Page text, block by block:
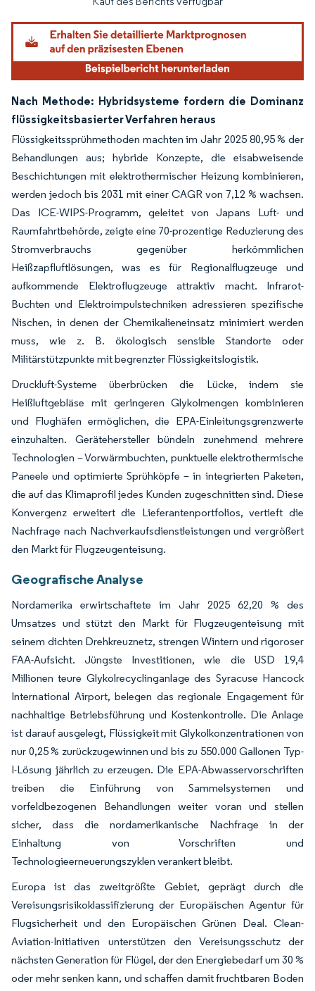
Nach Methode: Hybridsysteme fordern die Dominanz
flüssigkeitsbasierter Verfahren heraus
Flüssigkeitssprühmethoden machten im Jahr 2025 80,95 % der
Behandlungen aus; hybride Konzepte, die eisabweisende
Beschichtungen mit elektrothermischer Heizung kombinieren,
werden jedoch bis 2031 mit einer CAGR von 7,12 % wachsen.
Das ICE-WIPS-Programm, geleitet von Japans Luft- und
Raumfahrtbehörde, zeigte eine 70-prozentige Reduzierung des
Stromverbrauchs gegenüber herkömmlichen
Heißzapfluftlösungen, was es für Regionalflugzeuge und
aufkommende Elektroflugzeuge attraktiv macht. Infrarot-
Buchten und Elektroimpulstechniken adressieren spezifische
Nischen, in denen der Chemikalieneinsatz minimiert werden
muss, wie z. B. ökologisch sensible Standorte oder
Militärstützpunkte mit begrenzter Flüssigkeitslogistik.
Druckluft-Systeme überbrücken die Lücke, indem sie
Heißluftgebläse mit geringeren Glykolmengen kombinieren
und Flughäfen ermöglichen, die EPA-Einleitungsgrenzwerte
einzuhalten. Gerätehersteller bündeln zunehmend mehrere
Technologien – Vorwärmbuchten, punktuelle elektrothermische
Paneele und optimierte Sprühköpfe – in integrierten Paketen,
die auf das Klimaprofil jedes Kunden zugeschnitten sind. Diese
Konvergenz erweitert die Lieferantenportfolios, vertieft die
Nachfrage nach Nachverkaufsdienstleistungen und vergrößert
den Markt für Flugzeugenteisung.
Geografische Analyse
Nordamerika erwirtschaftete im Jahr 2025 62,20 % des
Umsatzes und stützt den Markt für Flugzeugenteisung mit
seinem dichten Drehkreuznetz, strengen Wintern und rigoroser
FAA-Aufsicht. Jüngste Investitionen, wie die USD 19,4
Millionen teure Glykolrecyclinganlage des Syracuse Hancock
International Airport, belegen das regionale Engagement für
nachhaltige Betriebsführung und Kostenkontrolle. Die Anlage
ist darauf ausgelegt, Flüssigkeit mit Glykolkonzentrationen von
nur 0,25 % zurückzugewinnen und bis zu 550.000 Gallonen Typ-
I-Lösung jährlich zu erzeugen. Die EPA-Abwasservorschriften
treiben die Einführung von Sammelsystemen und
vorfeldbezogenen Behandlungen weiter voran und stellen
sicher, dass die nordamerikanische Nachfrage in der
Einhaltung von Vorschriften und
Technologieerneuerungszyklen verankert bleibt.
Europa ist das zweitgrößte Gebiet, geprägt durch die
Vereisungsrisikoklassifizierung der Europäischen Agentur für
Flugsicherheit und den Europäischen Grünen Deal. Clean-
Aviation-Initiativen unterstützen den Vereisungsschutz der
nächsten Generation für Flügel, der den Energiebedarf um 30 %
oder mehr senken kann, und schaffen damit fruchtbaren Boden